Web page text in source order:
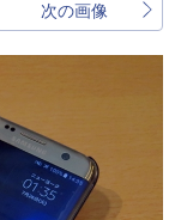
次の画像